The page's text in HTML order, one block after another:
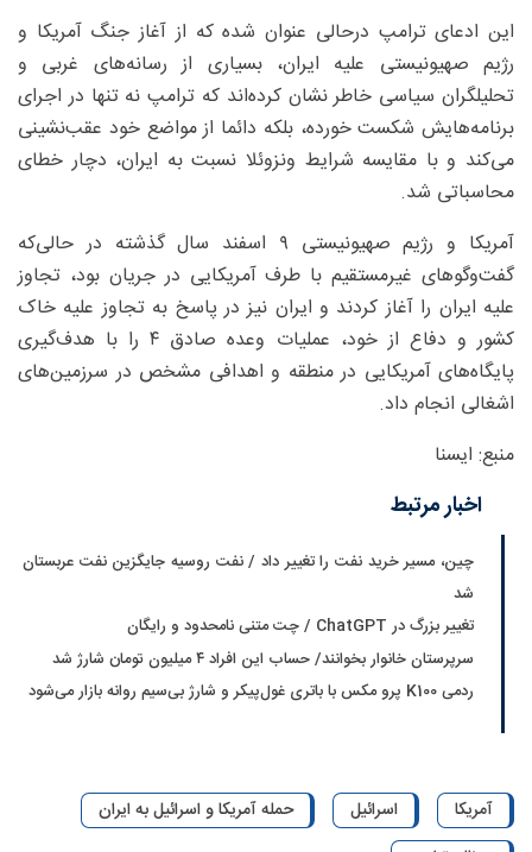
این ادعای ترامپ درحالی عنوان شده که از آغاز جنگ آمریکا و
رژیم صهیونیستی علیه ایران، بسیاری از رسانه‌های غربی و
تحلیلگران سیاسی خاطر نشان کرده‌اند که ترامپ نه تنها در اجرای
برنامه‌هایش شکست خورده، بلکه دائما از مواضع خود عقب‌نشینی
می‌کند و با مقایسه شرایط ونزوئلا نسبت به ایران، دچار خطای
محاسباتی شد.
آمریکا و رژیم صهیونیستی ۹ اسفند سال گذشته در حالی‌که
گفت‌وگوهای غیرمستقیم با طرف آمریکایی در جریان بود، تجاوز
علیه ایران را آغاز کردند و ایران نیز در پاسخ به تجاوز علیه خاک
کشور و دفاع از خود، عملیات وعده صادق ۴ را با هدف‌گیری
پایگاه‌های آمریکایی در منطقه و اهدافی مشخص در سرزمین‌های
اشغالی انجام داد.
منبع: ایسنا
اخبار مرتبط
چین، مسیر خرید نفت را تغییر داد / نفت روسیه جایگزین نفت عربستان
شد
تغییر بزرگ در ChatGPT / چت متنی نامحدود و رایگان
سرپرستان خانوار بخوانند/ حساب این افراد ۴ میلیون تومان شارژ شد
ردمی K100 پرو مکس با باتری غول‌پیکر و شارژ بی‌سیم روانه بازار می‌شود
آمریکا اسرائیل
حمله آمریکا و اسرائیل به ایران